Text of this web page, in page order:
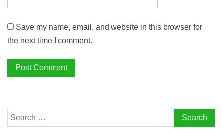
Save my name, email, and website in this browser for
the next time I comment.
Search
for: